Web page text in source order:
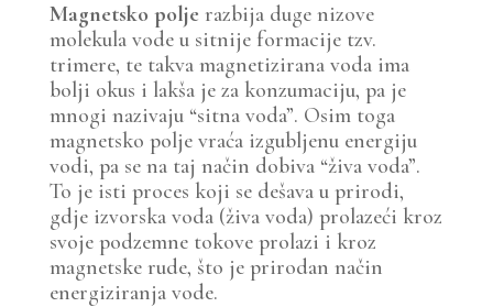
Magnetsko polje razbija duge nizove
molekula vode u sitnije formacije tzv.
trimere, te takva magnetizirana voda ima
bolji okus i lakša je za konzumaciju, pa je
mnogi nazivaju “sitna voda”. Osim toga
magnetsko polje vraća izgubljenu energiju
vodi, pa se na taj način dobiva “živa voda”.
To je isti proces koji se dešava u prirodi,
gdje izvorska voda (živa voda) prolazeći kroz
svoje podzemne tokove prolazi i kroz
magnetske rude, što je prirodan način
energiziranja vode.